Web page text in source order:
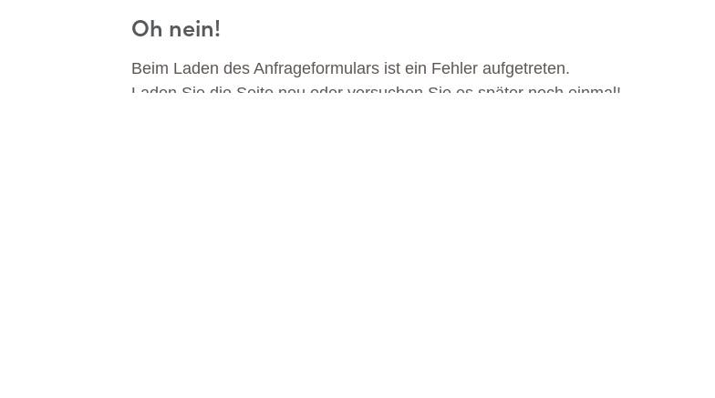
Oh nein!
Beim Laden des Anfrageformulars ist ein Fehler aufgetreten.
Laden Sie die Seite neu oder versuchen Sie es später noch einmal!